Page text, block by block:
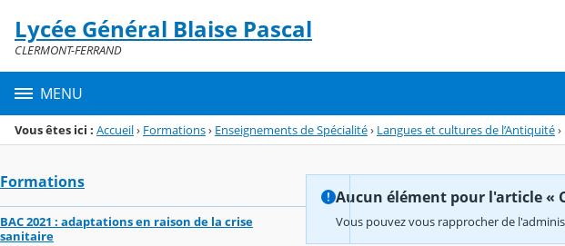
Menu de la rubrique
Contenu
Lycée Général Blaise Pascal
CLERMONT-FERRAND
MENU
Vous êtes ici : Accueil› Formations› Enseignements de Spécialité› Langues et cultures de l’Antiquité›
Formations
BAC 2021 : adaptations en raison de la crise
sanitaire
Aucun élément pour l'article «
Vous pouvez vous rapprocher de